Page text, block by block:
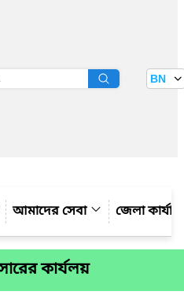
বাতায়ন BN
আমাদের সেবা জেলা
কার্যলয়